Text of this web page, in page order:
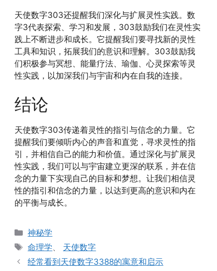
天使数字303还提醒我们深化与扩展灵性实践。数
字3代表探索、学习和发展，303鼓励我们在灵性实
践上不断进步和成长。它提醒我们要寻找新的灵性
工具和知识，拓展我们的意识和理解。303鼓励我
们积极参与冥想、能量疗法、瑜伽、心灵探索等灵
性实践，以加深我们与宇宙和内在自我的连接。
结论
天使数字303传递着灵性的指引与信念的力量。它
提醒我们要倾听内心的声音和直觉，寻求灵性的指
引，并相信自己的能力和价值。通过深化与扩展灵
性实践，我们可以与宇宙建立更深的联系，并在信
念的力量下实现自己的目标和梦想。让我们相信灵
性的指引和信念的力量，以达到更高的意识和内在
的平衡与成长。
分
类
神秘学
标
签
命理学、 天使数字
经常看到天使数字3388的寓意和启示